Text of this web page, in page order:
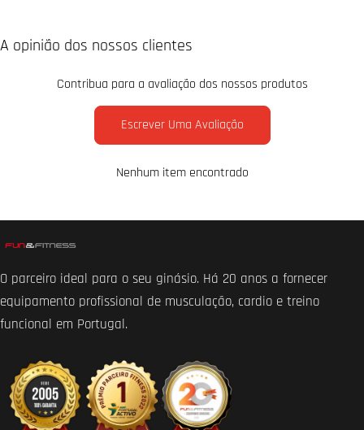
A opinião dos nossos clientes
Contribua para a avaliação dos nossos produtos
Escrever Uma Avaliação
Nenhum item encontrado
O parceiro ideal para o seu ginásio. Há 20 anos a fornecer
equipamento profissional de musculação, cardio e treino
funcional em Portugal.